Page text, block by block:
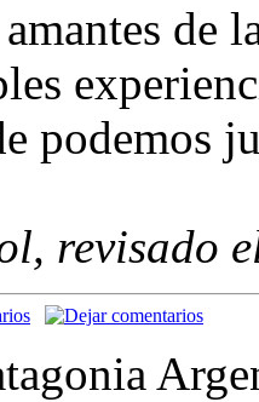
de
podemos
revisado